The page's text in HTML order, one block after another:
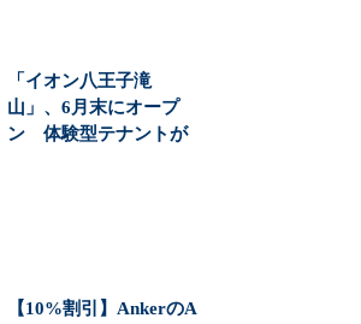
「イオン八王子滝
山」、6月末にオープ
ン 体験型テナントが
【10%割引】AnkerのA